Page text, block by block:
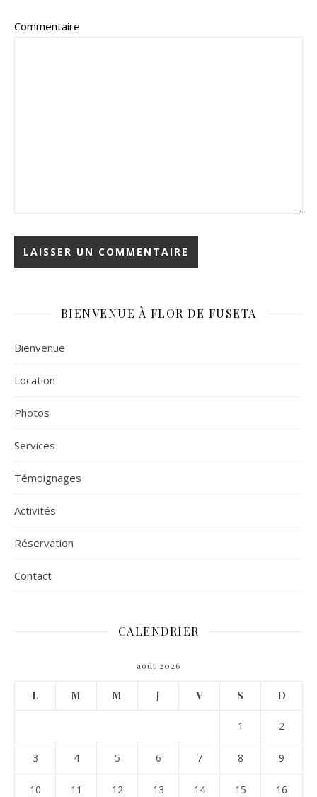
Commentaire
BIENVENUE À FLOR DE FUSETA
Bienvenue
Location
Photos
Services
Témoignages
Activités
Réservation
Contact
CALENDRIER
août 2026
L M M J V S D
1 2
3 4 5 6 7 8 9
10 11 12 13 14 15 16